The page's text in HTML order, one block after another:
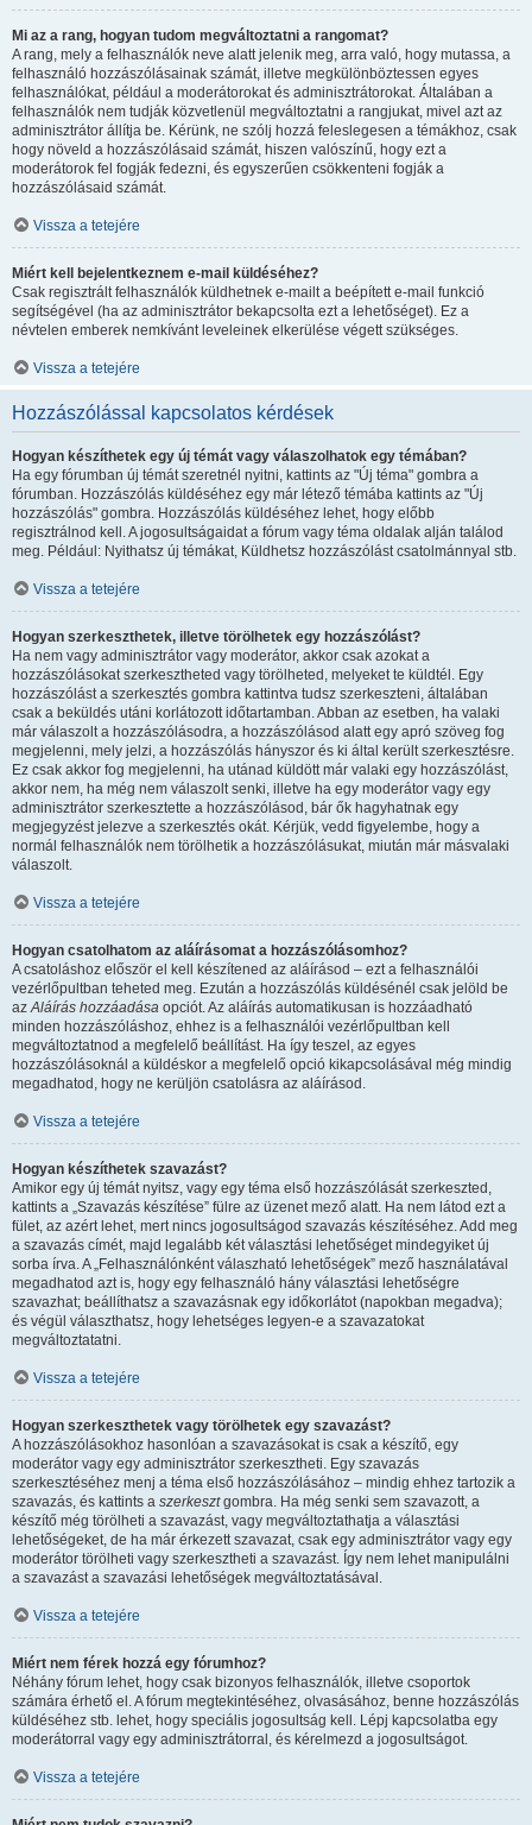
Mi az a rang, hogyan tudom megváltoztatni a rangomat?
A rang, mely a felhasználók neve alatt jelenik meg, arra való, hogy mutassa, a
felhasználó hozzászólásainak számát, illetve megkülönböztessen egyes
felhasználókat, például a moderátorokat és adminisztrátorokat. Általában a
felhasználók nem tudják közvetlenül megváltoztatni a rangjukat, mivel azt az
adminisztrátor állítja be. Kérünk, ne szólj hozzá feleslegesen a témákhoz, csak
hogy növeld a hozzászólásaid számát, hiszen valószínű, hogy ezt a
moderátorok fel fogják fedezni, és egyszerűen csökkenteni fogják a
hozzászólásaid számát.
Vissza a tetejére
Miért kell bejelentkeznem e-mail küldéséhez?
Csak regisztrált felhasználók küldhetnek e-mailt a beépített e-mail funkció
segítségével (ha az adminisztrátor bekapcsolta ezt a lehetőséget). Ez a
névtelen emberek nemkívánt leveleinek elkerülése végett szükséges.
Vissza a tetejére
Hozzászólással kapcsolatos kérdések
Hogyan készíthetek egy új témát vagy válaszolhatok egy témában?
Ha egy fórumban új témát szeretnél nyitni, kattints az "Új téma" gombra a
fórumban. Hozzászólás küldéséhez egy már létező témába kattints az "Új
hozzászólás" gombra. Hozzászólás küldéséhez lehet, hogy előbb
regisztrálnod kell. A jogosultságaidat a fórum vagy téma oldalak alján találod
meg. Például: Nyithatsz új témákat, Küldhetsz hozzászólást csatolmánnyal stb.
Vissza a tetejére
Hogyan szerkeszthetek, illetve törölhetek egy hozzászólást?
Ha nem vagy adminisztrátor vagy moderátor, akkor csak azokat a
hozzászólásokat szerkesztheted vagy törölheted, melyeket te küldtél. Egy
hozzászólást a szerkesztés gombra kattintva tudsz szerkeszteni, általában
csak a beküldés utáni korlátozott időtartamban. Abban az esetben, ha valaki
már válaszolt a hozzászólásodra, a hozzászólásod alatt egy apró szöveg fog
megjelenni, mely jelzi, a hozzászólás hányszor és ki által került szerkesztésre.
Ez csak akkor fog megjelenni, ha utánad küldött már valaki egy hozzászólást,
akkor nem, ha még nem válaszolt senki, illetve ha egy moderátor vagy egy
adminisztrátor szerkesztette a hozzászólásod, bár ők hagyhatnak egy
megjegyzést jelezve a szerkesztés okát. Kérjük, vedd figyelembe, hogy a
normál felhasználók nem törölhetik a hozzászólásukat, miután már másvalaki
válaszolt.
Vissza a tetejére
Hogyan csatolhatom az aláírásomat a hozzászólásomhoz?
A csatoláshoz először el kell készítened az aláírásod – ezt a felhasználói
vezérlőpultban teheted meg. Ezután a hozzászólás küldésénél csak jelöld be
azAláírás hozzáadása opciót. Az aláírás automatikusan is hozzáadható
minden hozzászóláshoz, ehhez is a felhasználói vezérlőpultban kell
megváltoztatnod a megfelelő beállítást. Ha így teszel, az egyes
hozzászólásoknál a küldéskor a megfelelő opció kikapcsolásával még mindig
megadhatod, hogy ne kerüljön csatolásra az aláírásod.
Vissza a tetejére
Hogyan készíthetek szavazást?
Amikor egy új témát nyitsz, vagy egy téma első hozzászólását szerkeszted,
kattints a „Szavazás készítése” fülre az üzenet mező alatt. Ha nem látod ezt a
fület, az azért lehet, mert nincs jogosultságod szavazás készítéséhez. Add meg
a szavazás címét, majd legalább két választási lehetőséget mindegyiket új
sorba írva. A „Felhasználónként válaszható lehetőségek” mező használatával
megadhatod azt is, hogy egy felhasználó hány választási lehetőségre
szavazhat; beállíthatsz a szavazásnak egy időkorlátot (napokban megadva);
és végül választhatsz, hogy lehetséges legyen-e a szavazatokat
megváltoztatatni.
Vissza a tetejére
Hogyan szerkeszthetek vagy törölhetek egy szavazást?
A hozzászólásokhoz hasonlóan a szavazásokat is csak a készítő, egy
moderátor vagy egy adminisztrátor szerkesztheti. Egy szavazás
szerkesztéséhez menj a téma első hozzászólásához – mindig ehhez tartozik a
szavazás, és kattints a szerkesztgombra. Ha még senki sem szavazott, a
készítő még törölheti a szavazást, vagy megváltoztathatja a választási
lehetőségeket, de ha már érkezett szavazat, csak egy adminisztrátor vagy egy
moderátor törölheti vagy szerkesztheti a szavazást. Így nem lehet manipulálni
a szavazást a szavazási lehetőségek megváltoztatásával.
Vissza a tetejére
Miért nem férek hozzá egy fórumhoz?
Néhány fórum lehet, hogy csak bizonyos felhasználók, illetve csoportok
számára érhető el. A fórum megtekintéséhez, olvasásához, benne hozzászólás
küldéséhez stb. lehet, hogy speciális jogosultság kell. Lépj kapcsolatba egy
moderátorral vagy egy adminisztrátorral, és kérelmezd a jogosultságot.
Vissza a tetejére